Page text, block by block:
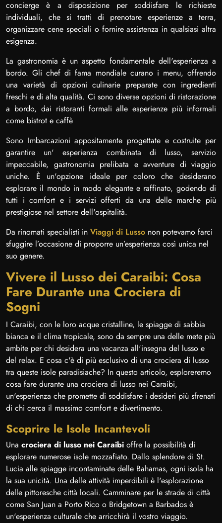
concierge è a disposizione per soddisfare le richieste
individuali, che si tratti di prenotare esperienze a terra,
organizzare cene speciali o fornire assistenza in qualsiasi altra
esigenza.
La gastronomia è un aspetto fondamentale dell'esperienza a
bordo. Gli chef di fama mondiale curano i menu, offrendo
una varietà di opzioni culinarie preparate con ingredienti
freschi e di alta qualità. Ci sono diverse opzioni di ristorazione
a bordo, dai ristoranti formali alle esperienze più informali
come bistrot e caffè
Sono Imbarcazioni appositamente progettate e costruite per
garantire un' esperienza combinata di lusso, servizio
impeccabile, gastronomia prelibata e avventure di viaggio
uniche. È un'opzione ideale per coloro che desiderano
esplorare il mondo in modo elegante e raffinato, godendo di
tutti i comfort e i servizi offerti da una delle marche più
prestigiose nel settore dell'ospitalità.
Da rinomati specialisti in Viaggi di Lusso non potevamo farci
sfuggire l’occasione di proporre un’esperienza così unica nel
suo genere.
Vivere il Lusso dei Caraibi: Cosa
Fare Durante una Crociera di
Sogni
I Caraibi, con le loro acque cristalline, le spiagge di sabbia
bianca e il clima tropicale, sono da sempre una delle mete più
ambite per chi desidera una vacanza all'insegna del lusso e
del relax. E cosa c'è di più esclusivo di una crociera di lusso
tra queste isole paradisiache? In questo articolo, esploreremo
cosa fare durante una crociera di lusso nei Caraibi,
un'esperienza che promette di soddisfare i desideri più sfrenati
di chi cerca il massimo comfort e divertimento.
Scoprire le Isole Incantevoli
Una crociera di lusso nei Caraibi offre la possibilità di
esplorare numerose isole mozzafiato. Dallo splendore di St.
Lucia alle spiagge incontaminate delle Bahamas, ogni isola ha
la sua unicità. Una delle attività imperdibili è l'esplorazione
delle pittoresche città locali. Camminare per le strade di città
come San Juan a Porto Rico o Bridgetown a Barbados è
un'esperienza culturale che arricchirà il vostro viaggio.